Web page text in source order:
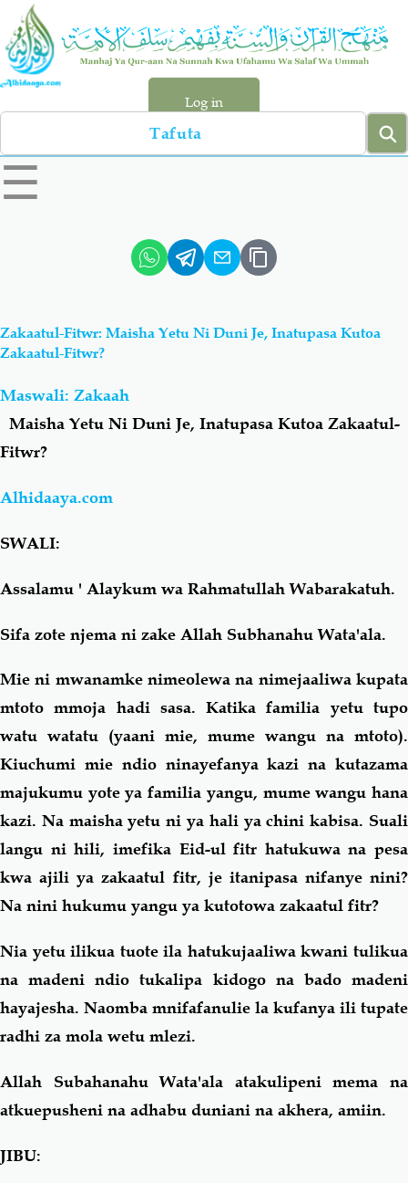
Skip
main
content
Log in
Search
left
sidebar
☰
Hadiyth
Aqiydah Manhaj
Shirki & Kufru
Salaf Wa Ummah
Fiqh-Ibaadah
Familia-Jamii Maswali-Majibu
Chemsha Bongo Vitabu
Mapishi
Zakaatul-Fitwr: Maisha Yetu Ni Duni Je, Inatupasa Kutoa
Zakaatul-Fitwr?
Maswali: Zakaah
Maisha Yetu Ni Duni Je, Inatupasa Kutoa Zakaatul-
Fitwr?
Alhidaaya.com
SWALI:
Assalamu ' Alaykum wa Rahmatullah Wabarakatuh.
Sifa zote njema ni zake Allah Subhanahu Wata'ala.
Mie ni mwanamke nimeolewa na nimejaaliwa kupata
mtoto mmoja hadi sasa. Katika familia yetu tupo
watu watatu (yaani mie, mume wangu na mtoto).
Kiuchumi mie ndio ninayefanya kazi na kutazama
majukumu yote ya familia yangu, mume wangu hana
kazi. Na maisha yetu ni ya hali ya chini kabisa. Suali
langu ni hili, imefika Eid-ul fitr hatukuwa na pesa
kwa ajili ya zakaatul fitr, je itanipasa nifanye nini?
Na nini hukumu yangu ya kutotowa zakaatul fitr?
Nia yetu ilikua tuote ila hatukujaaliwa kwani tulikua
na madeni ndio tukalipa kidogo na bado madeni
hayajesha. Naomba mnifafanulie la kufanya ili tupate
radhi za mola wetu mlezi.
Allah Subahanahu Wata'ala atakulipeni mema na
atkuepusheni na adhabu duniani na akhera, amiin.
JIBU: